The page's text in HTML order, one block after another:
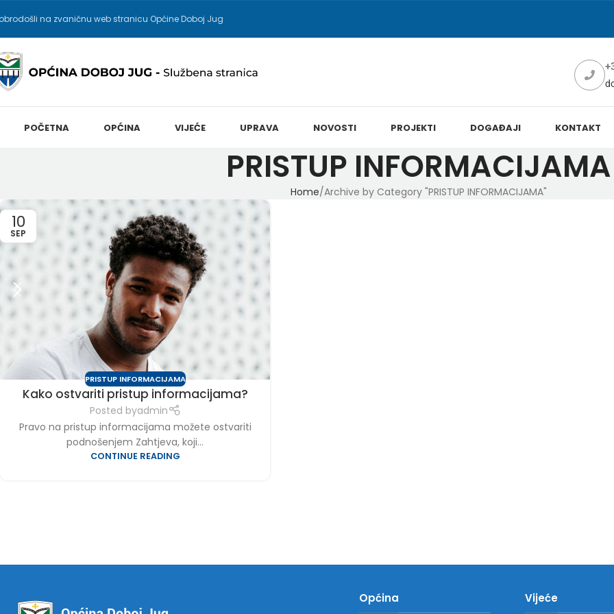
na zvaničnu web stranicu Općine Doboj Jug
POČETNA OPĆINA VIJEĆE UPRAVA NOVOSTI PROJEKTI DOGAĐAJI KONTAKT
PRISTUP INFORMACIJAMA
Home Archive by Category "PRISTUP INFORMACIJAMA"
10
SEP
PRISTUP INFORMACIJAMA
Kako ostvariti pristup informacijama?
Posted byadmin
Pravo na pristup informacijama možete ostvariti
podnošenjem Zahtjeva, koji...
CONTINUE READING
Općina Vijeće